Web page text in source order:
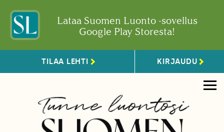
Lataa Suomen Luonto -sovellus
Google Play Storesta!
TILAA LEHTI KIRJAUDU